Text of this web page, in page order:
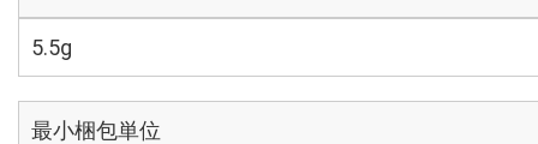
5.5g
最小梱包単位